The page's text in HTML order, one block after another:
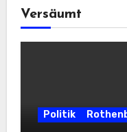
Versäumt
Politik